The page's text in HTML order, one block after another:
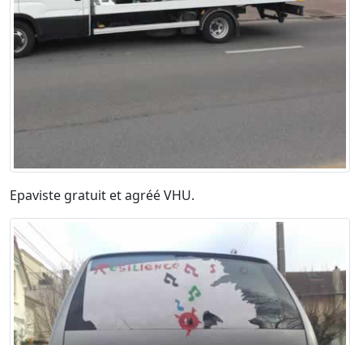
Epaviste gratuit et agréé VHU.